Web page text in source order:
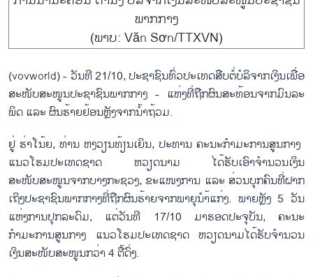
ພາກ​ກາງ
(ພາບ: Văn Sơn/TTXVN)
(vovworld) - ວັນ​ທີ 21/10, ປະຊາຊົນ​ທົ່ວ​ປະ​ເທດ​ສືບ​ຕໍ່​ບໍລິຈາກ​ເງິນ​ເພື່ອ​
ສະໜັບສະໜູນ​ປະຊາຊົນ​ພາກ​ກາງ - ​ແຫ່ງ​ທີ່​ຖືກ​ຜົນ​ສະທ້ອນ​ຈາກ​ມົນ​ລະ​
ພິດ ​ແລະ ຜົນ​ຮ້າຍ​ຢ້ອນ​ຫຼັງ​ຈາກ​ນ້ຳ​ຖ້ວມ.
ຢູ່ ຮ່າ​ໂນ້ຍ, ທ່ານ ຫງວຽນ​ທ້ຽນ​ເຍິນ, ປະທານ ຄະນະ​ກຳມະການ​ສູນ​ກາງ ​
ແນວ​ໂຮມ​ປະ​ເທດ​ຊາດ ຫວຽດນາມ ​ໄດ້​ຮັບ​ເອົາ​ຈຳນວນ​ເງິນ​
ສະໜັບສະໜູນ​ຈາກ​ບາງ​ກະຊວງ, ຂະ​ແໜງ​ການ ​ແລະ ສ່ວນ​ບຸກຄົນທີ່​ຝາກ​
ເຖິງ​ປະຊາຊົນ​ພາກ​ກາງ​ທີ່​ຖືກ​ຜົນ​ຮ້າຍ​ຈາກ​ພາຍຸ​ນຳ້​ແກ່ງ. ພາຍຫຼັງ 5 ວັນ​
ແຫ່ງ​ການ​ປຸກລະດົມ, ​ແຕ່​ວັນ​ທີ 17/10 ມາ​ຮອດ​ປະຈຸ​ບັນ, ຄະນະ​
ກຳມະການ​ສູນ​ກາງ ​ແນວ​ໂຮມ​ປະ​ເທດ​ຊາດ ຫວຽດນາມ​ໄດ້​ຮັບ​ຈຳນວນ​
ເງິນ​ສະໜັບສະໜູນ​ກວ່າ 4 ຕື້​ດົ່ງ.